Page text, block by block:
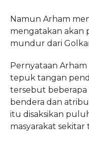
Namun Arham
mengatakan akan
mundur dari
Pernyataan
tepuk tangan
tersebut
bendera dan
itu disaksikan
masyarakat